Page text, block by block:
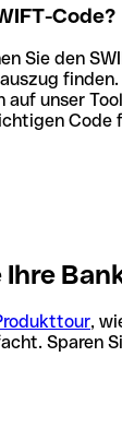
Code?
Sie den
finden.
auf unser
Code
Ihre
,
Sparen